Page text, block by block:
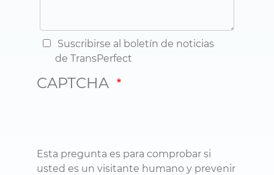
Suscribirse al boletín de noticias
de TransPerfect
CAPTCHA
Esta pregunta es para comprobar si
usted es un visitante humano y prevenir